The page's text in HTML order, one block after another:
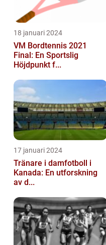
18 januari 2024
VM Bordtennis 2021
Final: En Sportslig
Höjdpunkt f...
17 januari 2024
Tränare i damfotboll i
Kanada: En utforskning
av d...